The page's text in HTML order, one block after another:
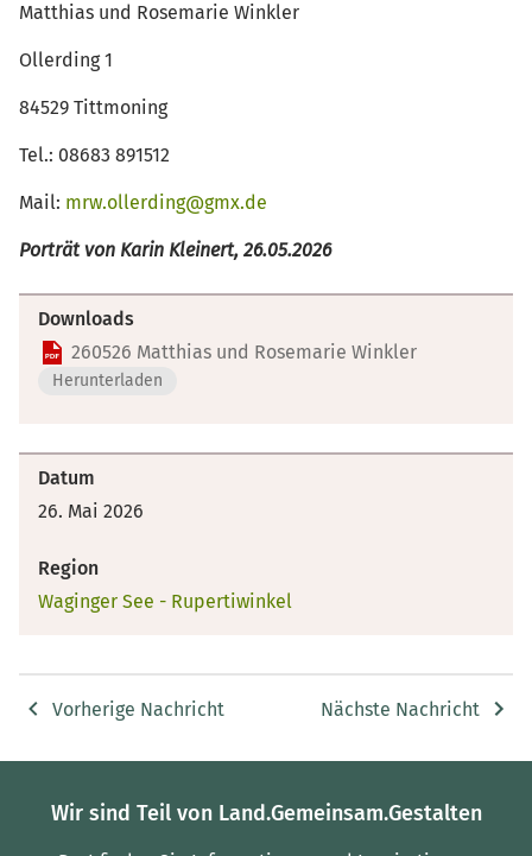
Matthias und Rosemarie Winkler
Ollerding 1
84529 Tittmoning
Tel.: 08683 891512
Mail: mrw.ollerding@gmx.de
Porträt von Karin Kleinert, 26.05.2026
Downloads
260526 Matthias und Rosemarie Winkler
Herunterladen
Datum
26. Mai 2026
Region
Waginger See - Rupertiwinkel
Vorherige Nachricht Nächste Nachricht
Wir sind Teil von Land.Gemeinsam.Gestalten